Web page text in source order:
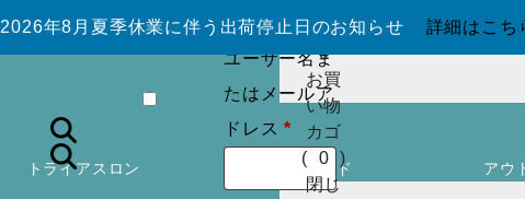
2026年8月夏季休業に伴う出荷停止日のお知らせ 詳細はこち
トライアスロン スノーボード アウ
成しますか ?
ユーザー名ま
たはメールア
ドレス*必
須
0
お買
い物
カゴ
(
0
)
閉じ